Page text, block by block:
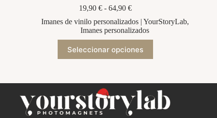
19,90 € - 64,90 €Rango
precios:
desde
19,90 €
hasta
64,90 €
Imanes de vinilo personalizados | YourStoryLab,
Imanes personalizados
Seleccionar opciones
producto
tiene
Las
opciones
se
pueden